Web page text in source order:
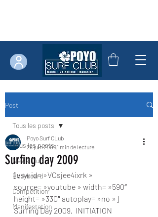
Post
Tous les posts
News Club
Bodyboard
Compétition
Manifestation
Tous les posts
Surfing day 2009
Poyo Surf CLub
28 juin 20091 min de lecture
[vsw id= »VCsjee4ixrk »
source= »youtube » width= »590″
height= »330″ autoplay= »no »]
Surfing Day 2009,  INITIATION